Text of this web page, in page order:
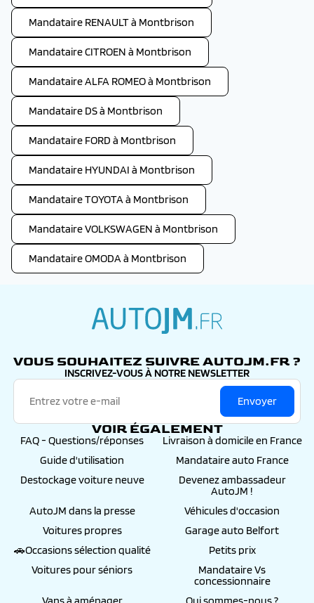
Mandataire RENAULT à Montbrison
Mandataire CITROEN à Montbrison
Mandataire ALFA ROMEO à Montbrison
Mandataire DS à Montbrison
Mandataire FORD à Montbrison
Mandataire HYUNDAI à Montbrison
Mandataire TOYOTA à Montbrison
Mandataire VOLKSWAGEN à Montbrison
Mandataire OMODA à Montbrison
VOUS SOUHAITEZ SUIVRE AUTOJM.FR ?
INSCRIVEZ-VOUS À NOTRE NEWSLETTER
Envoyer
VOIR ÉGALEMENT
FAQ - Questions/réponses
Livraison à domicile en France
Guide d'utilisation
Mandataire auto France
Destockage voiture neuve
Devenez ambassadeur
AutoJM !
AutoJM dans la presse
Véhicules d'occasion
Voitures propres
Garage auto Belfort
🚗Occasions sélection qualité
Petits prix
Voitures pour séniors
Mandataire Vs
concessionnaire